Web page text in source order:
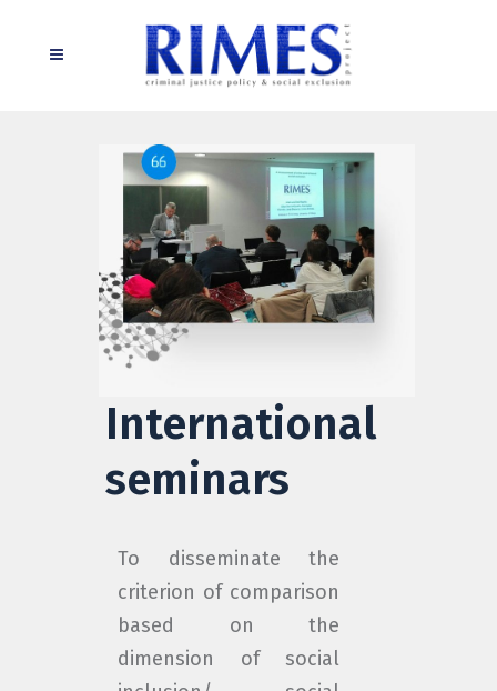
International
seminars
To disseminate the
criterion of comparison
based on the
dimension of social